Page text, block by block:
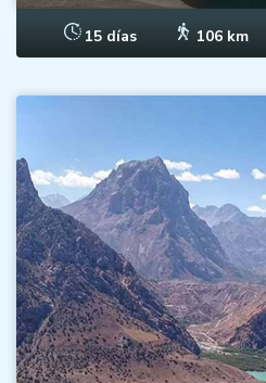
15 días 106 km
Acampada libre y homestays